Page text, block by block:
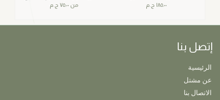
من ٧٥.٠٠ ج.م ١٨٥.٠٠ ج.م
إتصل بنا
الرئيسية
عن مشتل
الاتصال بنا